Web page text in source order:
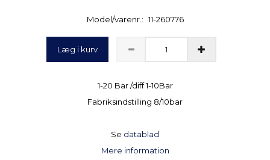
Model/varenr.: 11-260776
Læg i kurv
1-20 Bar /diff 1-10Bar
Fabriksindstilling 8/10bar
Se datablad
Mere information